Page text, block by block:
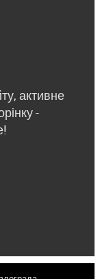
активне
-